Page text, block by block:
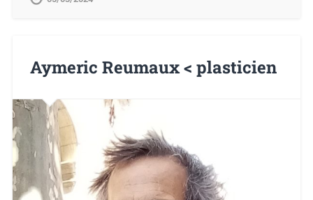
Aymeric Reumaux < plasticien